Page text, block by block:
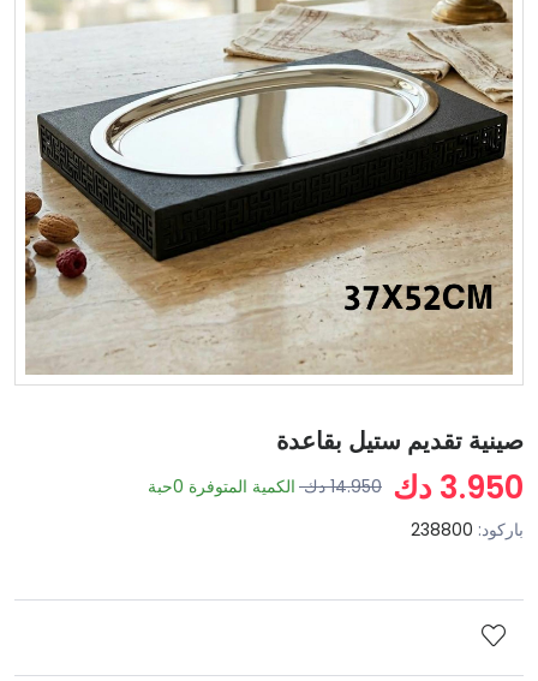
صينية تقديم ستيل بقاعدة
3.950 دك 14.950 دك الكمية المتوفرة 0حبة
باركود: 238800